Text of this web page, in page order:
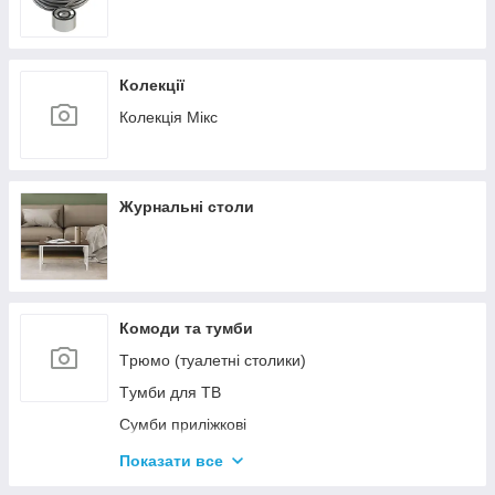
Колекції
Колекція Мікс
Журнальні столи
Комоди та тумби
Tрюмо (туалетні столики)
Tумби для ТВ
Сумби приліжкові
Комоди
Показати все